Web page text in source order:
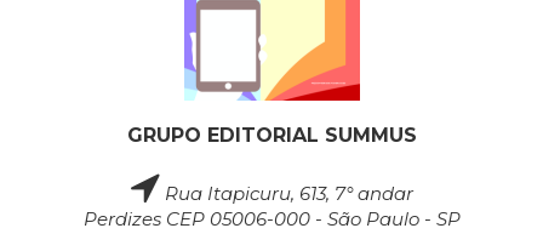
GRUPO EDITORIAL SUMMUS
Rua Itapicuru, 613, 7° andar
Perdizes CEP 05006-000 - São Paulo - SP